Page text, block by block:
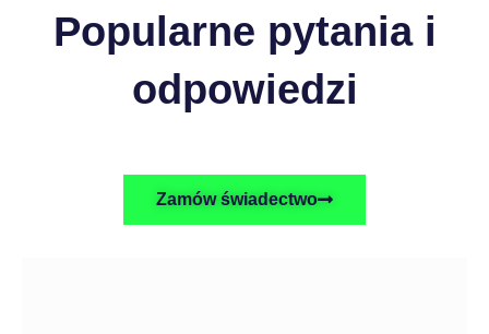
Popularne pytania i
odpowiedzi
Zamów świadectwo